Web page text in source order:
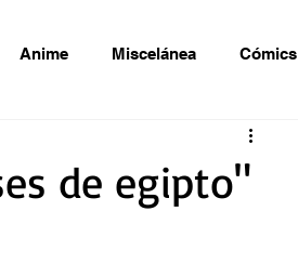
Anime Miscelánea Cómics
de egipto"